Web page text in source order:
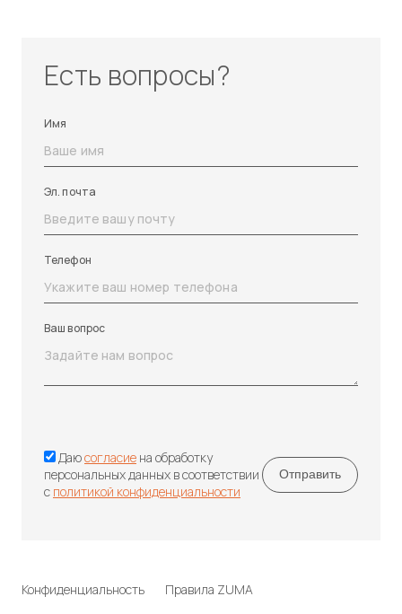
Есть вопросы?
Имя
Эл. почта
Телефон
Ваш вопрос
Даюсогласие на обработку
персональных данных в соответствии
с политикой конфиденциальности
Конфиденциальность Правила ZUMA